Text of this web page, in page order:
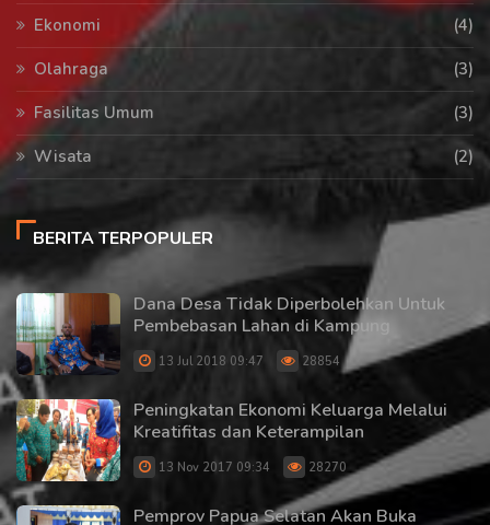
Ekonomi
(4)
Olahraga
(3)
Fasilitas Umum
(3)
Wisata
(2)
BERITA TERPOPULER
Dana Desa Tidak Diperbolehkan Untuk
Pembebasan Lahan di Kampung
13 Jul 2018 09:47 28854
Peningkatan Ekonomi Keluarga Melalui
Kreatifitas dan Keterampilan
13 Nov 2017 09:34 28270
Pemprov Papua Selatan Akan Buka